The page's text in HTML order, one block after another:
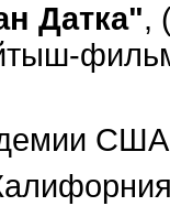
Датка",